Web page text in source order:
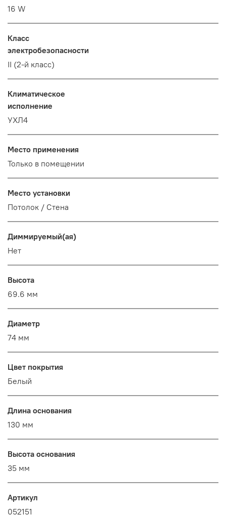
16 W
Класс
электробезопасности
II (2-й класс)
Климатическое
исполнение
УХЛ4
Место применения
Только в помещении
Место установки
Потолок / Cтена
Диммируемый(ая)
Нет
Высота
69.6 мм
Диаметр
74 мм
Цвет покрытия
Белый
Длина основания
130 мм
Высота основания
35 мм
Артикул
052151